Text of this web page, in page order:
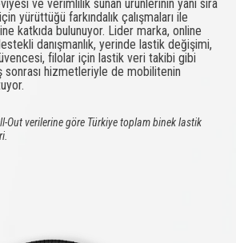
ve verimlilik sunan ürünlerinin yanı sıra
yürüttüğü farkındalık çalışmaları ile
katkıda bulunuyor. Lider marka, online
danışmanlık, yerinde lastik değişimi,
filolar için lastik veri takibi gibi
sonrası hizmetleriyle de mobilitenin
Out verilerine göre Türkiye toplam binek lastik